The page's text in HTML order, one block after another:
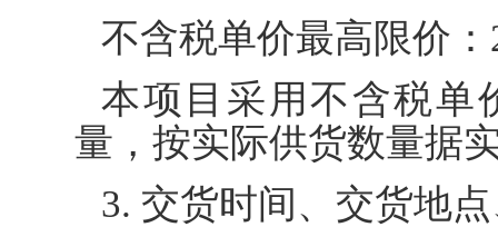
不含税单价最高限价：
本项目采用不含税单
量，按实际供货数量据
3. 交货时间、交货地